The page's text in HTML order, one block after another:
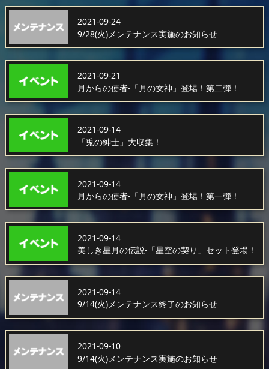
2021-09-24
9/28(火)メンテナンス実施のお知らせ
2021-09-21
月からの使者-「月の女神」登場！第二弾！
2021-09-14
「兎の紳士」大収集！
2021-09-14
月からの使者-「月の女神」登場！第一弾！
2021-09-14
美しき星月の伝説-「星空の契り」セット登場！
2021-09-14
9/14(火)メンテナンス終了のお知らせ
2021-09-10
9/14(火)メンテナンス実施のお知らせ